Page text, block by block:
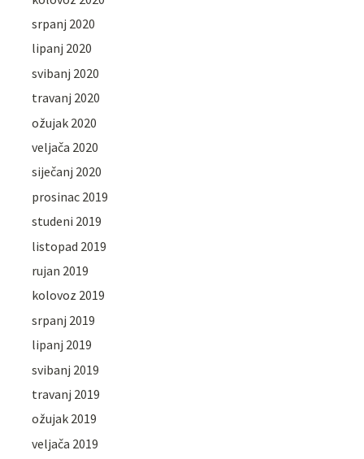
srpanj 2020
lipanj 2020
svibanj 2020
travanj 2020
ožujak 2020
veljača 2020
siječanj 2020
prosinac 2019
studeni 2019
listopad 2019
rujan 2019
kolovoz 2019
srpanj 2019
lipanj 2019
svibanj 2019
travanj 2019
ožujak 2019
veljača 2019